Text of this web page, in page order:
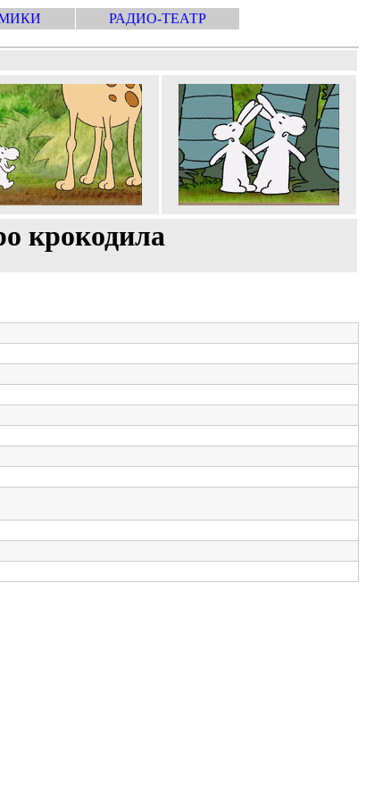
РАДИО-ТЕАТР
крокодила